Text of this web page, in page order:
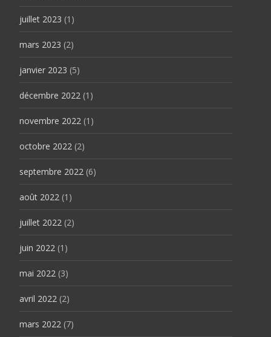
juillet 2023 (1)
mars 2023 (2)
janvier 2023 (5)
décembre 2022 (1)
novembre 2022 (1)
octobre 2022 (2)
septembre 2022 (6)
août 2022 (1)
juillet 2022 (2)
juin 2022 (1)
mai 2022 (3)
avril 2022 (2)
mars 2022 (7)